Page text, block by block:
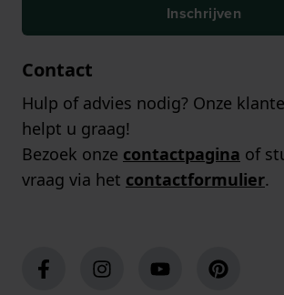
Inschrijven
Contact
Hulp of advies nodig? Onze
helpt u graag!
Bezoek onze contactpagina of
vraag via het contactformulier.